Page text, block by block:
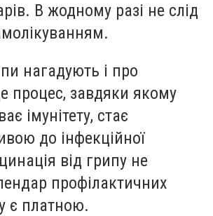
В жодному разі не слід
нагадують і про
процес, завдяки якому
імунітету, стає
до інфекційної
від грипу не
профілактичних
є платною.